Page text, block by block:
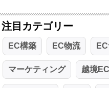
注目カテゴリー
EC構築 EC物流
マーケティング 越境EC